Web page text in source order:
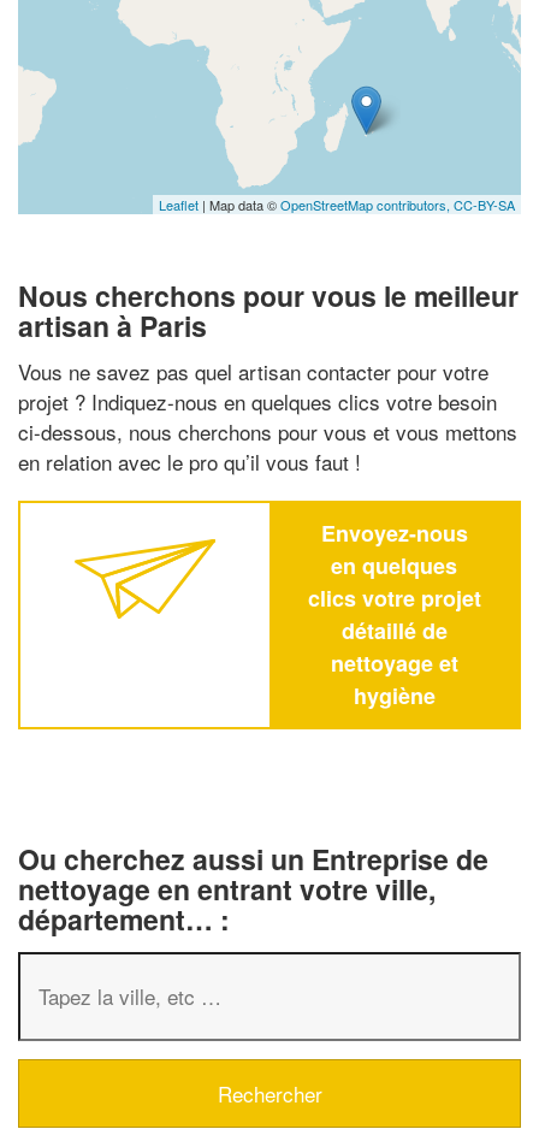
Leaflet | Map data ©OpenStreetMap contributors, CC-BY-SA
Nous cherchons pour vous le meilleur
artisan à Paris
Vous ne savez pas quel artisan contacter pour votre
projet ? Indiquez-nous en quelques clics votre besoin
ci-dessous, nous cherchons pour vous et vous mettons
en relation avec le pro qu’il vous faut !
Envoyez-nous
en quelques
clics votre projet
détaillé de
nettoyage et
hygiène
Ou cherchez aussi un Entreprise de
nettoyage en entrant votre ville,
département… :